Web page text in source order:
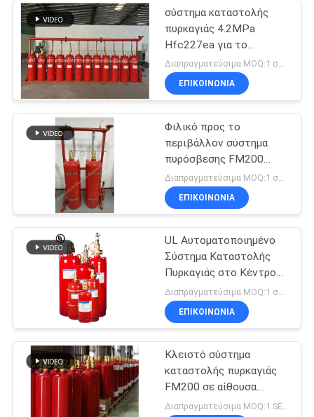
σύστημα καταστολής
πυρκαγιάς 4.2MPa
Hfc227ea για το
δωμάτιο
τηλεπικοινωνιών
Διαπραγματεύσιμα MOQ:1 σύνολο
ΕΠΙΚΟΙΝΩΝΊΑ
Φιλικό προς το
περιβάλλον σύστημα
πυρόσβεσης FM200
χωρίς ρύπανση
Διαπραγματεύσιμα MOQ:1 σύνολο
ΕΠΙΚΟΙΝΩΝΊΑ
UL Αυτοματοποιημένο
Σύστημα Καταστολής
Πυρκαγιάς στο Κέντρο
Δεδομένων FM200
Διαπραγματεύσιμα MOQ:1 σύνολο
ΕΠΙΚΟΙΝΩΝΊΑ
Κλειστό σύστημα
καταστολής πυρκαγιάς
FM200 σε αίθουσα
τηλεπικοινωνιών